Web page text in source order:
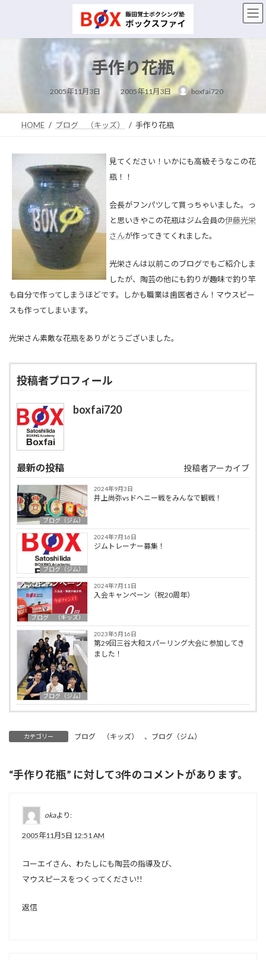
プ
動
手作り花瓶
2005年11月3日
終
更
日
:
2005年11月3日 boxfai720
HOME ブログ （キッズ） 手作り花瓶
見てください！いかにも高級そうなこの花
瓶！！
会長がフンパツして買っちゃいました。っ
と思いきやこの花瓶はジム会員の伊藤光栄
さんが作ってきてくれました。
光栄さんは以前このブログでもご紹介しま
したが、陶芸の他にも釣りが趣味で釣り竿
も自分で作ってしまうほどです。しかも職業は歯医者さん！マウスピー
スも作ってしまいます。
光栄さん素敵な花瓶をありがとうございました。
投稿者プロフィール
boxfai720
最新の投稿 投稿者アーカイブ
ブログ（ジム）
2024年9月3日
井上尚弥vsドヘニー戦をみんなで観戦！
ブログ（ジム）
2024年7月16日
ジムトレーナー募集！
ブログ （キッズ）
2024年7月11日
入会キャンペーン（祝20周年）
ブログ（ジム）
2023年5月16日
第29回三谷大和スパーリング大会に参加してき
ました！
カテゴリー ブログ （キッズ） 、 ブログ（ジム）
“手作り花瓶” に対して3件のコメントがあります。
okaより:
2005年11月5日 12:51 AM
コーエイさん、わたしにも陶芸の指導及び、
マウスピースをつくってください!!
返信